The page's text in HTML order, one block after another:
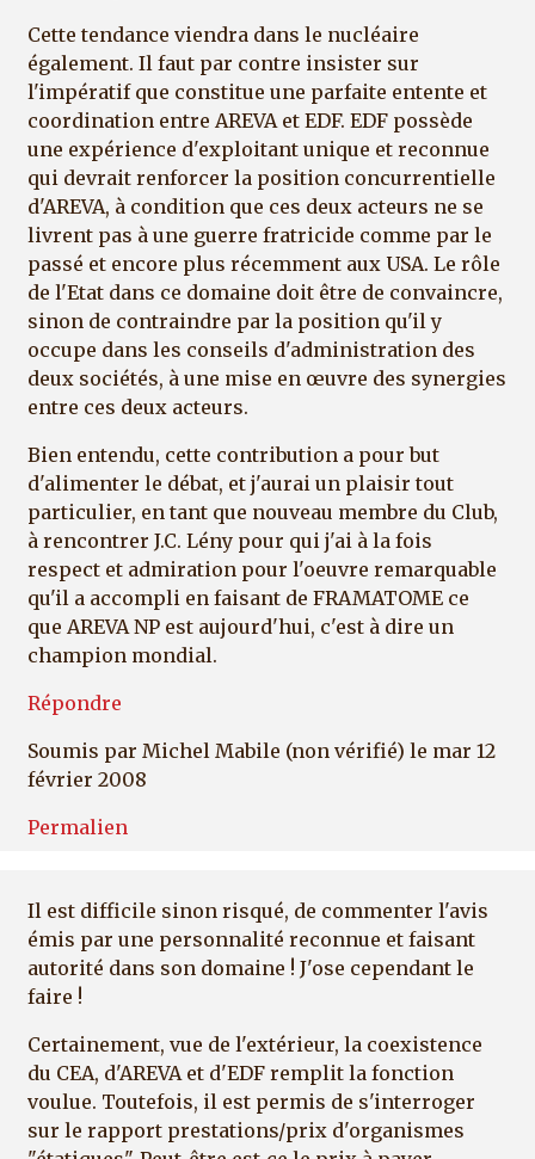
Cette tendance viendra dans le nucléaire
également. Il faut par contre insister sur
l'impératif que constitue une parfaite entente et
coordination entre AREVA et EDF. EDF possède
une expérience d'exploitant unique et reconnue
qui devrait renforcer la position concurrentielle
d'AREVA, à condition que ces deux acteurs ne se
livrent pas à une guerre fratricide comme par le
passé et encore plus récemment aux USA. Le rôle
de l'Etat dans ce domaine doit être de convaincre,
sinon de contraindre par la position qu'il y
occupe dans les conseils d'administration des
deux sociétés, à une mise en œuvre des synergies
entre ces deux acteurs.
Bien entendu, cette contribution a pour but
d'alimenter le débat, et j'aurai un plaisir tout
particulier, en tant que nouveau membre du Club,
à rencontrer J.C. Lény pour qui j'ai à la fois
respect et admiration pour l'oeuvre remarquable
qu'il a accompli en faisant de FRAMATOME ce
que AREVA NP est aujourd'hui, c'est à dire un
champion mondial.
Répondre
Soumis par Michel Mabile (non vérifié) le mar 12
février 2008
Permalien
Il est difficile sinon risqué, de commenter l'avis
émis par une personnalité reconnue et faisant
autorité dans son domaine ! J'ose cependant le
faire !
Certainement, vue de l'extérieur, la coexistence
du CEA, d'AREVA et d'EDF remplit la fonction
voulue. Toutefois, il est permis de s'interroger
sur le rapport prestations/prix d'organismes